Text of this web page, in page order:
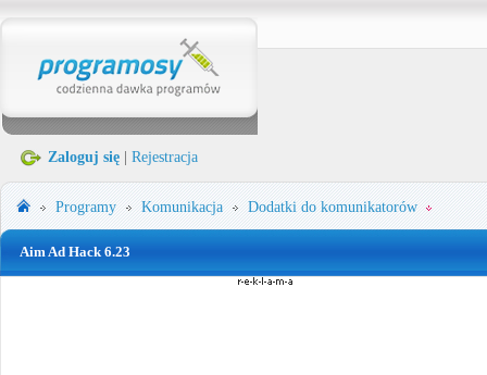
Zaloguj się Rejestracja
Programy Komunikacja Dodatki do komunikatorów
Aim Ad Hack 6.23